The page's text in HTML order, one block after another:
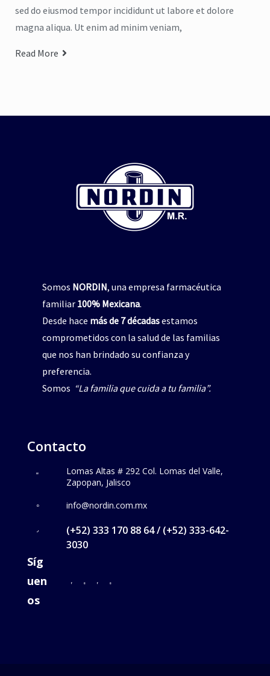
sed do eiusmod tempor incididunt ut labore et dolore
magna aliqua. Ut enim ad minim veniam,
Read More
Somos NORDIN, una empresa farmacéutica
familiar 100% Mexicana.
Desde hace más de 7 décadasestamos
comprometidos con la salud de las familias
que nos han brindado su confianza y
preferencia.
Somos “La familia que cuida a tu familia”.
Contacto
Lomas Altas # 292 Col. Lomas del Valle,
Zapopan, Jalisco
info@nordin.com.mx
(+52) 333 170 88 64 / (+52) 333-642-
3030
Síg
uen
os